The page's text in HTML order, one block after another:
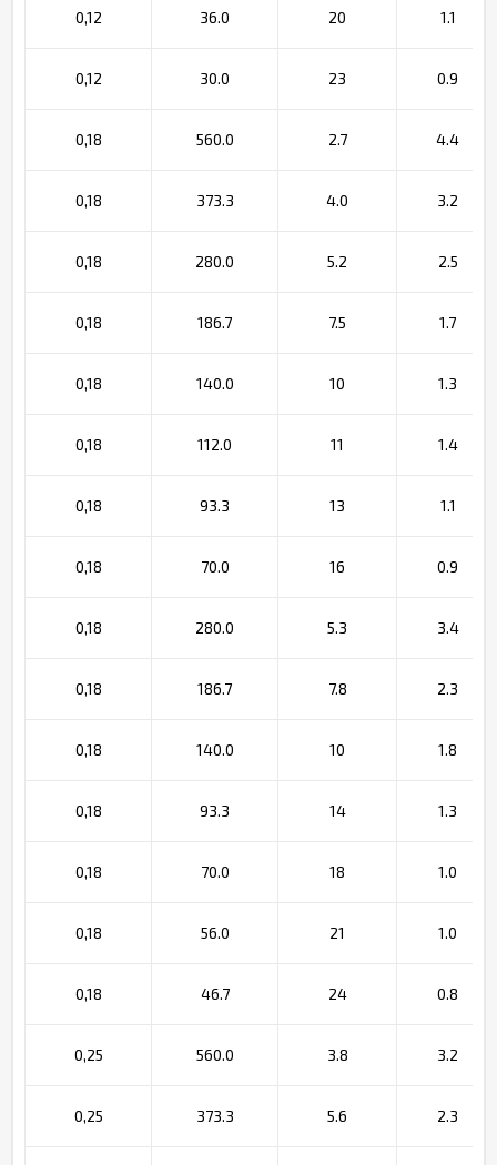
0,12 36.0 20 1.1
0,12 30.0 23 0.9
0,18 560.0 2.7 4.4
0,18 373.3 4.0 3.2
0,18 280.0 5.2 2.5
0,18 186.7 7.5 1.7
0,18 140.0 10 1.3
0,18 112.0 11 1.4
0,18 93.3 13 1.1
0,18 70.0 16 0.9
0,18 280.0 5.3 3.4
0,18 186.7 7.8 2.3
0,18 140.0 10 1.8
0,18 93.3 14 1.3
0,18 70.0 18 1.0
0,18 56.0 21 1.0
0,18 46.7 24 0.8
0,25 560.0 3.8 3.2
0,25 373.3 5.6 2.3